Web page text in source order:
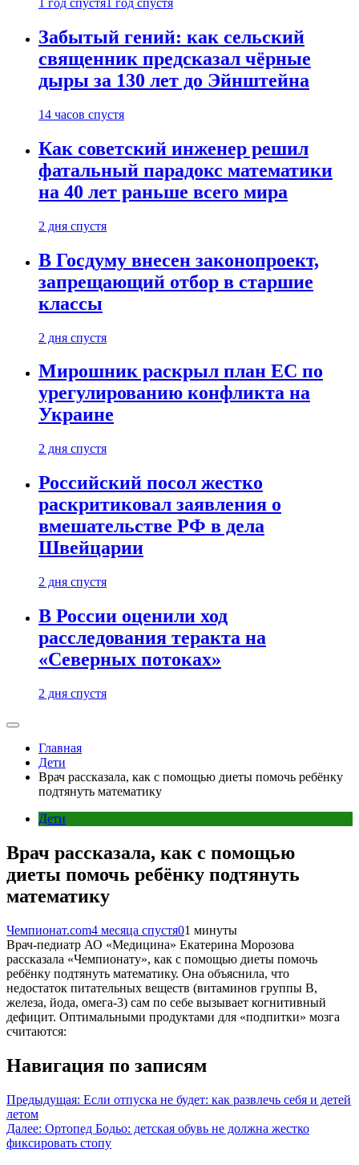
1 год спустя 1 год спустя
Забытый гений: как сельский
священник предсказал чёрные
дыры за 130 лет до Эйнштейна
14 часов спустя
Как советский инженер решил
фатальный парадокс математики
на 40 лет раньше всего мира
2 дня спустя
В Госдуму внесен законопроект,
запрещающий отбор в старшие
классы
2 дня спустя
Мирошник раскрыл план ЕС по
урегулированию конфликта на
Украине
2 дня спустя
Российский посол жестко
раскритиковал заявления о
вмешательстве РФ в дела
Швейцарии
2 дня спустя
В России оценили ход
расследования теракта на
«Северных потоках»
2 дня спустя
Главная
Дети
Врач рассказала, как с помощью диеты помочь ребёнку
подтянуть математику
Дети
Врач рассказала, как с помощью
диеты помочь ребёнку подтянуть
математику
Чемпионат.com4 месяца спустя01 минуты
Врач-педиатр АО «Медицина» Екатерина Морозова
рассказала «Чемпионату», как с помощью диеты помочь
ребёнку подтянуть математику. Она объяснила, что
недостаток питательных веществ (витаминов группы B,
железа, йода, омега-3) сам по себе вызывает когнитивный
дефицит. Оптимальными продуктами для «подпитки» мозга
считаются:
Навигация по записям
Предыдущая: Если отпуска не будет: как развлечь себя и детей
летом
Далее: Ортопед Бодьо: детская обувь не должна жестко
фиксировать стопу